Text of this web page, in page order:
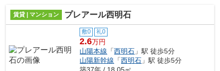
賃貸 | マンション プレアール西明石
敷0 礼0
2.6万円
山陽本線 「西明石 」駅 徒歩5分
山陽新幹線 「西明石 」駅 徒歩5分
築37年 / 18.05㎡